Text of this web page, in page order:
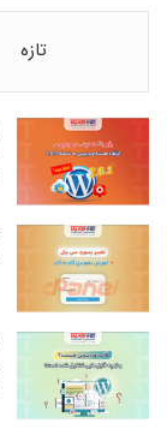
تازه